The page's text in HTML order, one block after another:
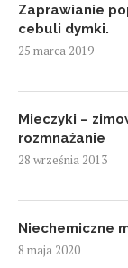
Zaprawianie
cebuli dymki.
25 marca 2019
Mieczyki –
rozmnażanie
28 września 2013
Niechemiczne
8 maja 2020